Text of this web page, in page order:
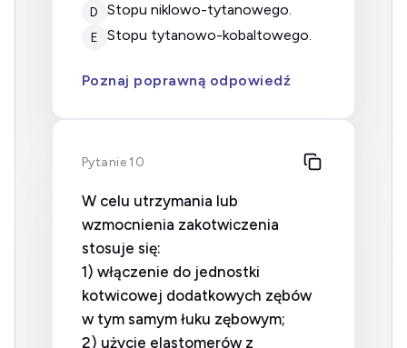
D stopu niklowo-tytanowego.
E stopu tytanowo-kobaltowego.
Poznaj poprawną odpowiedź
Pytanie 10
W celu utrzymania lub
wzmocnienia zakotwiczenia
stosuje się:
1) włączenie do jednostki
kotwicowej dodatkowych zębów
w tym samym łuku zębowym;
2) użycie elastomerów z